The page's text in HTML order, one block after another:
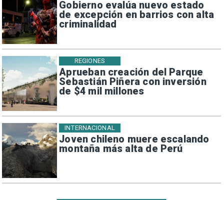
Gobierno evalúa nuevo estado
de excepción en barrios con alta
criminalidad
Aprueban creación del Parque
Sebastián Piñera con inversión
de $4 mil millones
REGIONES
Joven chileno muere escalando
montaña más alta de Perú
INTERNACIONAL